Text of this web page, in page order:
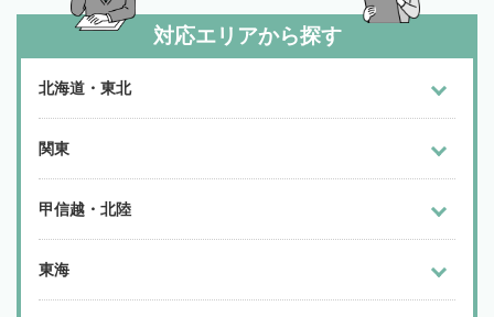
対応エリアから探す
北海道・東北
関東
甲信越・北陸
東海